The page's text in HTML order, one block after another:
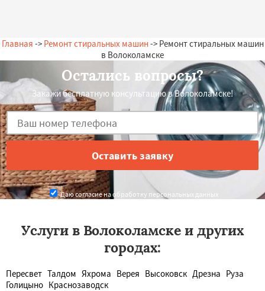
Главная -> Ремонт стиральных машин-> Ремонт стиральных машин
в Волоколамске
Остались вопросы?
Закажи бесплатную консультацию в Волоколамске!
Даю согласие на обработку персональных данных
Услуги в Волоколамске и других
городах:
Пересвет Талдом Яхрома Верея Высоковск Дрезна Руза
Голицыно Краснозаводск